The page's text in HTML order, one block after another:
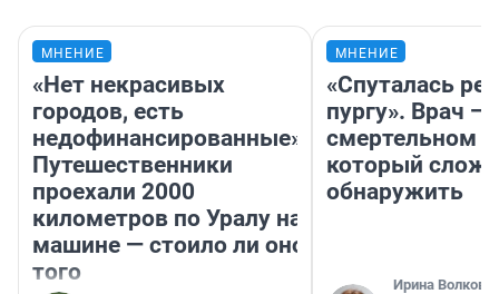
МНЕНИЕ
«Нет некрасивых
городов, есть
недофинансированные».
Путешественники
проехали 2000
километров по Уралу на
машине — стоило ли оно
того
МНЕНИЕ
«Спуталась
пургу». Врач —
смертельном
который
обнаружить
Ирина Волкова